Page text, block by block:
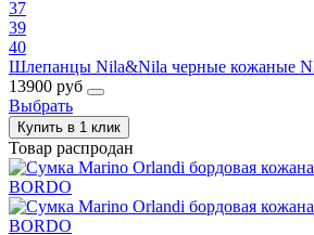
37
39
40
Шлепанцы Nila&Nila черные кожаные
13900 руб
Выбрать
Купить в 1 клик
Товар распродан